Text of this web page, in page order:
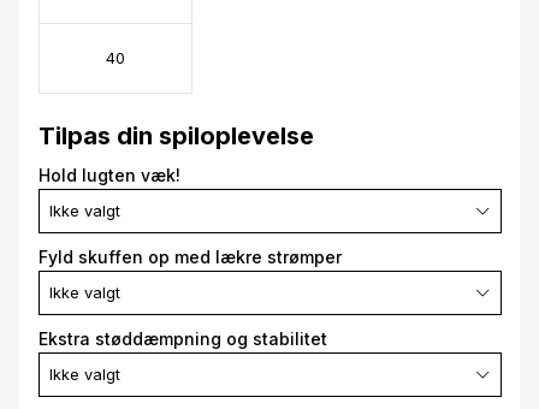
40
Tilpas din spiloplevelse
Hold lugten væk!
Ikke valgt
Fyld skuffen op med lækre strømper
Ikke valgt
Ekstra støddæmpning og stabilitet
Ikke valgt